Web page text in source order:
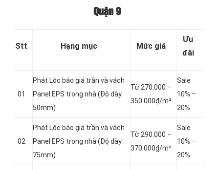
Quận 9
Stt Hạng mục Mức giá
Ưu
đãi
01
Phát Lộc báo giá trần và vách
Panel EPS trong nhà (Độ dày
50mm)
Từ 270.000 –
350.000₫/m²
Sale
10% –
20%
02
Phát Lộc báo giá trần và vách
Panel EPS trong nhà (Độ dày
75mm)
Từ 290.000 –
370.000₫/m²
Sale
10% –
20%